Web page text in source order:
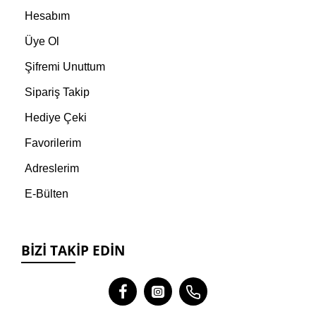
Hesabım
Üye Ol
Şifremi Unuttum
Sipariş Takip
Hediye Çeki
Favorilerim
Adreslerim
E-Bülten
BIZI TAKIP EDIN